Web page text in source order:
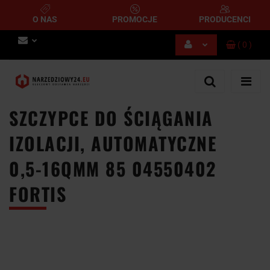
O NAS PROMOCJE PRODUCENCI
( 0 )
SZCZYPCE DO ŚCIĄGANIA
IZOLACJI, AUTOMATYCZNE
0,5-16QMM 85 04550402
FORTIS